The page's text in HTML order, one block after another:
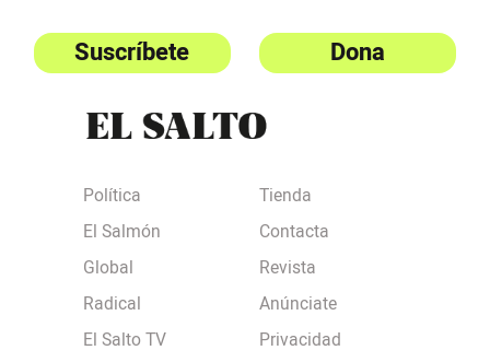
Suscríbete Dona
Política
El Salmón
Global
Radical
El Salto TV
Tienda
Contacta
Revista
Anúnciate
Privacidad